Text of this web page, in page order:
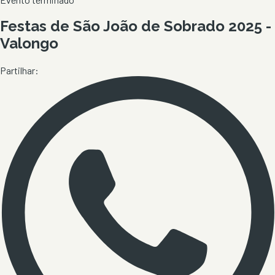
Festas de São João de Sobrado 2025 -
Valongo
Partilhar: